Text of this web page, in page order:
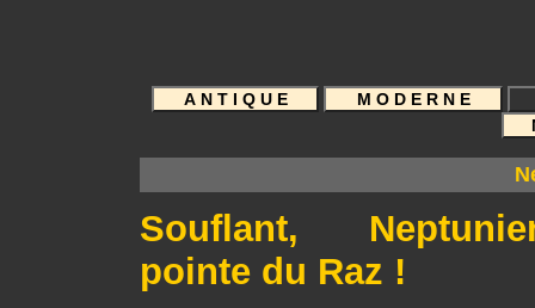
Souflant,
pointe du Raz !